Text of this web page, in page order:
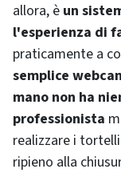
allora, è un
l'esperienza di
praticamente a
semplice
mano non ha
professionista
realizzare i
ripieno alla